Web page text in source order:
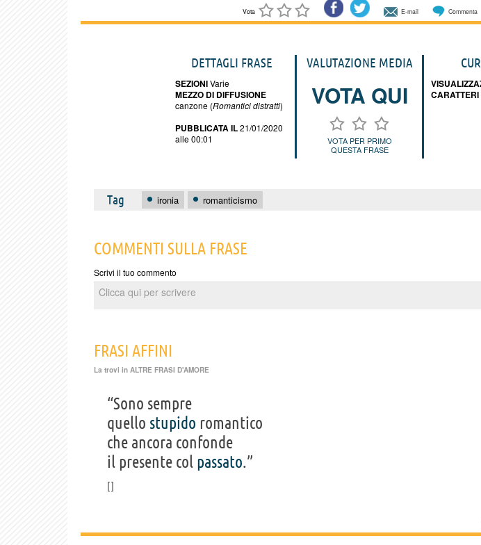
Vota E-mail Commenta
DETTAGLI FRASE
SEZIONIVarie
MEZZO DI DIFFUSIONE
canzone (Romantici distratti)
PUBBLICATA IL21/01/2020
alle 00:01
VALUTAZIONE MEDIA
VOTA QUI
VOTA PER PRIMO
QUESTA FRASE
CARATTERI
Tag ironia romanticismo
COMMENTI SULLA FRASE
Scrivi il tuo commento
FRASI AFFINI
La trovi in ALTRE FRASI D'AMORE
“Sono sempre
quello stupido romantico
che ancora confonde
il presente col passato.”